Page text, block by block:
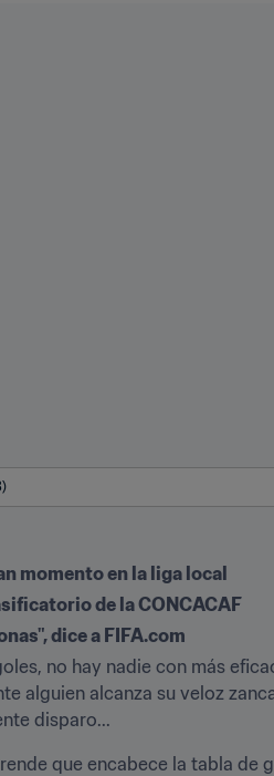
momento en la liga local
de la CONCACAF
dice a FIFA.com
no hay nadie con más
alguien alcanza su veloz
disparo...
que encabece la tabla